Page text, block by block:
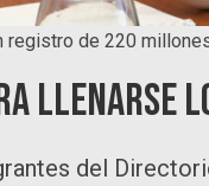
de 220
llenarse
del